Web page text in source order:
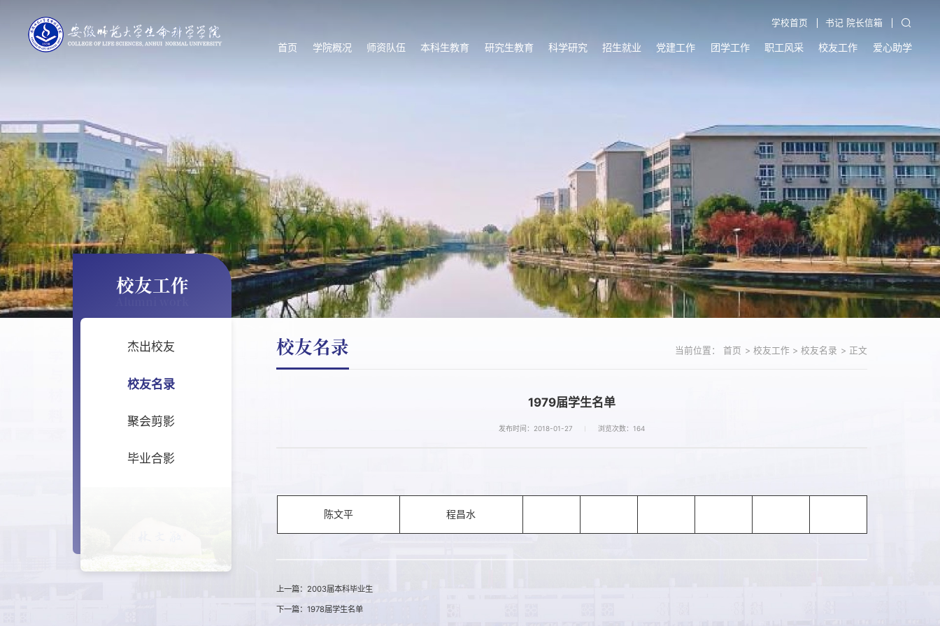
学校首页 书记 院长信箱
首页 学院概况 师资队伍 本科生教育 研究生教育 科学研究 招生就业 党建工作 团学工作 职工风采 校友工作 爱心助学
校友工作
杰出校友
校友名录
聚会剪影
毕业合影
校友名录 当前位置： 首页 > 校友工作 > 校友名录 > 正文
1979届学生名单
发布时间：2018-01-27 浏览次数：164
陈文平 程昌水
上一篇：2003届本科毕业生
下一篇：1978届学生名单